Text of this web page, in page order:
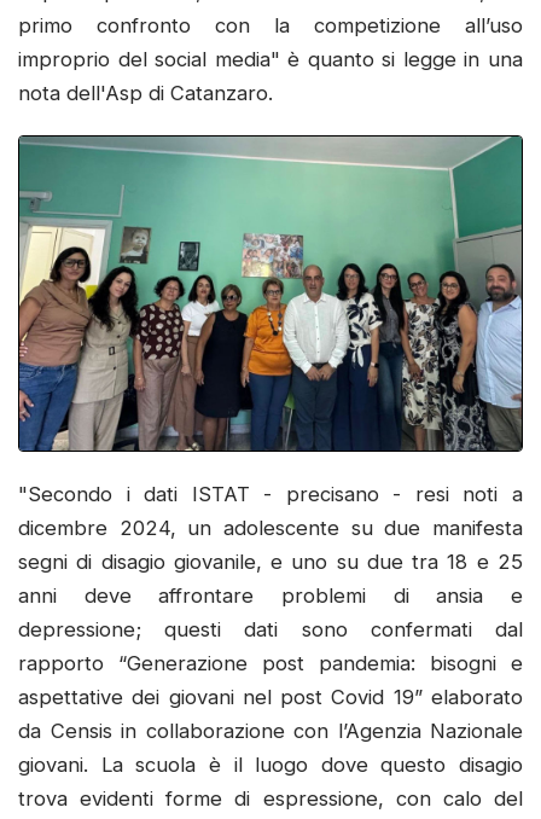
primo confronto con la competizione all’uso
improprio del social media" è quanto si legge in una
nota dell'Asp di Catanzaro.
"Secondo i dati ISTAT - precisano - resi noti a
dicembre 2024, un adolescente su due manifesta
segni di disagio giovanile, e uno su due tra 18 e 25
anni deve affrontare problemi di ansia e
depressione; questi dati sono confermati dal
rapporto “Generazione post pandemia: bisogni e
aspettative dei giovani nel post Covid 19” elaborato
da Censis in collaborazione con l’Agenzia Nazionale
giovani. La scuola è il luogo dove questo disagio
trova evidenti forme di espressione, con calo del